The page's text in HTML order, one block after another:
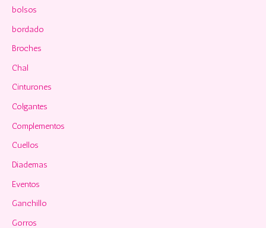
o
r
bolsos
bordado
Broches
Chal
Cinturones
Colgantes
Complementos
Cuellos
Diademas
Eventos
Ganchillo
Gorros